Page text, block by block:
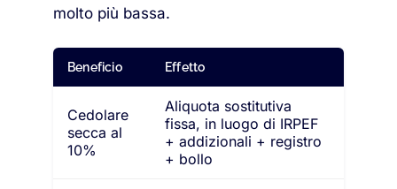
molto più bassa.
Beneficio Effetto
Cedolare
secca al
10%
Aliquota sostitutiva
fissa, in luogo di IRPEF
+ addizionali + registro
+ bollo